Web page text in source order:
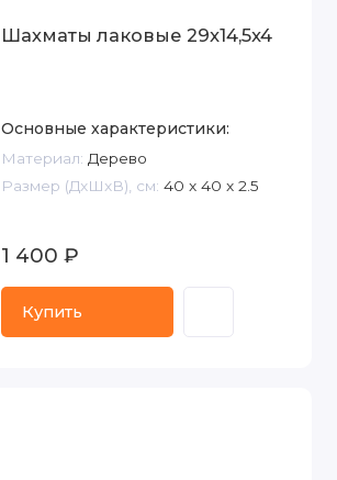
Шахматы лаковые 29x14,5x4
Основные характеристики:
Материал: Дерево
Размер (ДxШxВ), см: 40 x 40 x 2.5
1 400 ₽
Купить